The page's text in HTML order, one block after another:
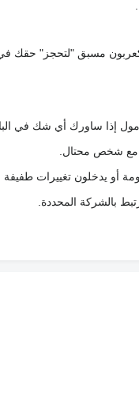
كعربون مسبق "لتحجز" حقك
إذا ساورك أي شك في
مع شخص محتال.
أو يدخلون تغييرات
بالشركة المحددة.